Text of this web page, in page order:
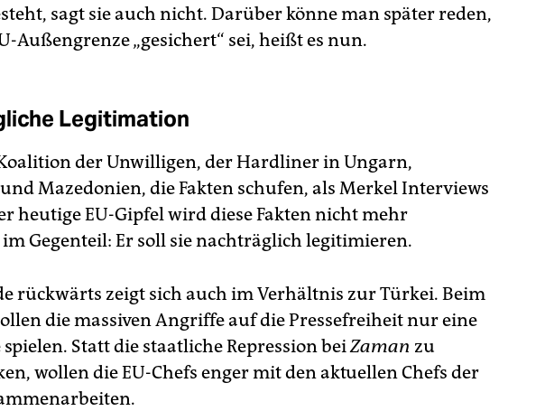
sagt sie auch nicht. Darüber könne man später reden,
Außengrenze „gesichert“ sei, heißt es nun.
Legitimation
der Unwilligen, der Hardliner in Ungarn,
Mazedonien, die Fakten schufen, als Merkel Interviews
heutige EU-Gipfel wird diese Fakten nicht mehr
Gegenteil: Er soll sie nachträglich legitimieren.
rückwärts zeigt sich auch im Verhältnis zur Türkei. Beim
die massiven Angriffe auf die Pressefreiheit nur eine
Statt die staatliche Repression beiZaman zu
wollen die EU-Chefs enger mit den aktuellen Chefs der